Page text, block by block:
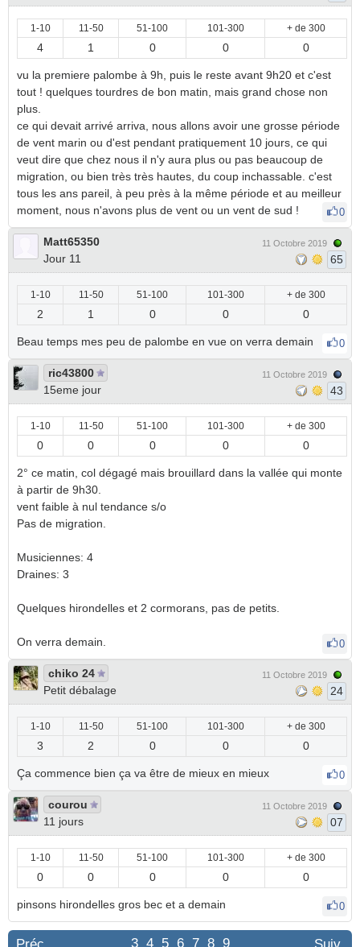
1-10 11-50 51-100 101-300 + de 300
4 1 0 0 0
vu la premiere palombe à 9h, puis le reste avant 9h20 et c'est
tout ! quelques tourdres de bon matin, mais grand chose non
plus.
ce qui devait arrivé arriva, nous allons avoir une grosse période
de vent marin ou d'est pendant pratiquement 10 jours, ce qui
veut dire que chez nous il n'y aura plus ou pas beaucoup de
migration, ou bien très très hautes, du coup inchassable. c'est
tous les ans pareil, à peu près à la même période et au meilleur
moment, nous n'avons plus de vent ou un vent de sud !
0
Matt65350
Jour 11
11 Octobre 2019
65
1-10 11-50 51-100 101-300 + de 300
2 1 0 0 0
Beau temps mes peu de palombe en vue on verra demain 0
ric43800
15eme jour
11 Octobre 2019
43
1-10 11-50 51-100 101-300 + de 300
0 0 0 0 0
2° ce matin, col dégagé mais brouillard dans la vallée qui monte
à partir de 9h30.
vent faible à nul tendance s/o
Pas de migration.
Musiciennes: 4
Draines: 3
Quelques hirondelles et 2 cormorans, pas de petits.
On verra demain. 0
chiko 24
Petit débalage
11 Octobre 2019
24
1-10 11-50 51-100 101-300 + de 300
3 2 0 0 0
Ça commence bien ça va être de mieux en mieux 0
courou
11 jours
11 Octobre 2019
07
1-10 11-50 51-100 101-300 + de 300
0 0 0 0 0
pinsons hirondelles gros bec et a demain 0
3 4 5 6 7 8 9